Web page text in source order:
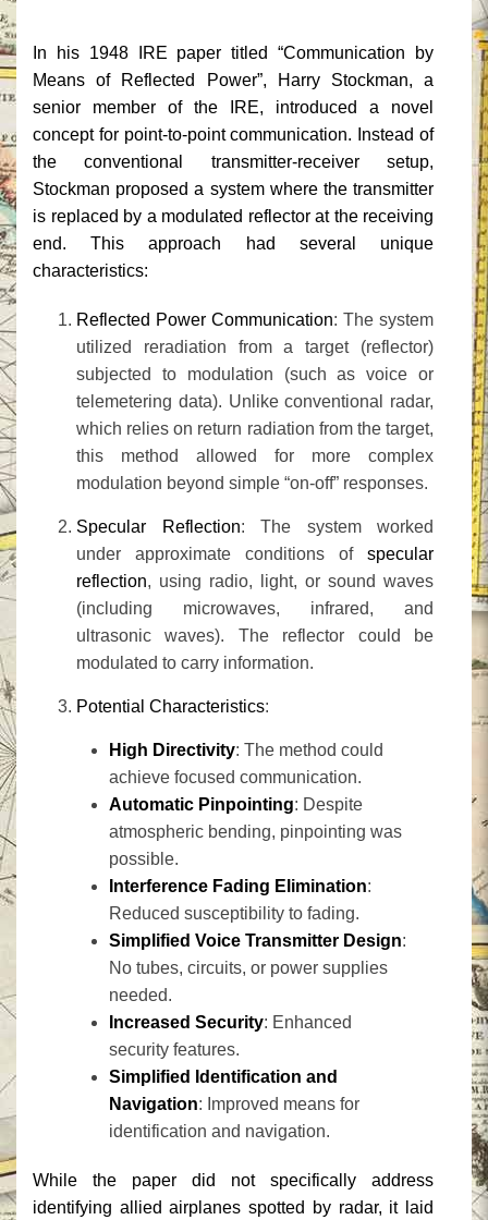
In his 1948 IRE paper titled “Communication by
Means of Reflected Power”, Harry Stockman, a
senior member of the IRE, introduced a novel
concept for point-to-point communication. Instead of
the conventional transmitter-receiver setup,
Stockman proposed a system where the transmitter
is replaced by a modulated reflectorat the receiving
end. This approach had several unique
characteristics:
Reflected Power Communication: The system
utilized reradiation from a target (reflector)
subjected to modulation (such as voice or
telemetering data). Unlike conventional radar,
which relies on return radiation from the target,
this method allowed for more complex
modulation beyond simple “on-off” responses.
Specular Reflection: The system worked
under approximate conditions of specular
reflection, using radio, light, or sound waves
(including microwaves, infrared, and
ultrasonic waves). The reflector could be
modulated to carry information.
Potential Characteristics:
High Directivity: The method could
achieve focused communication.
Automatic Pinpointing: Despite
atmospheric bending, pinpointing was
possible.
Interference Fading Elimination:
Reduced susceptibility to fading.
Simplified Voice Transmitter Design:
No tubes, circuits, or power supplies
needed.
Increased Security: Enhanced
security features.
Simplified Identification and
Navigation: Improved means for
identification and navigation.
While the paper did not specifically address
identifying allied airplanes spotted by radar, it laid